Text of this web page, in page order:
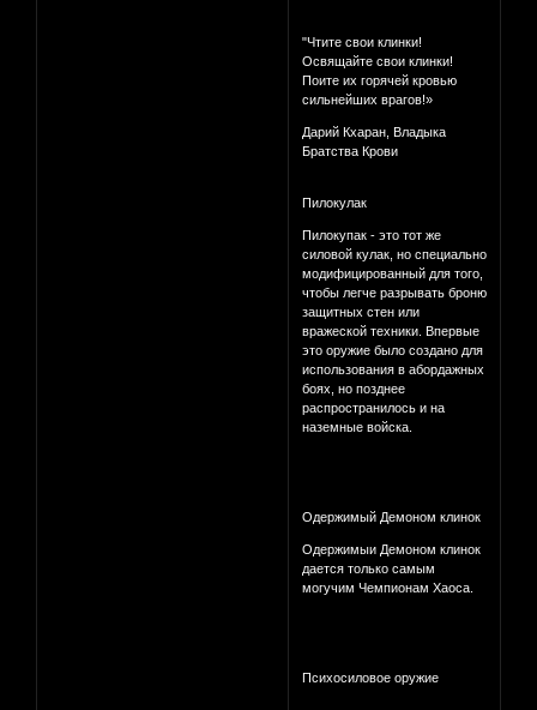
"Чтите свои клинки!
Освящайте свои клинки!
Поите их горячей кровью
сильнейших врагов!»
Дарий Кхаран, Владыка
Братства Крови
Пилокулак
Пилокупак - это тот же
силовой кулак, но специально
модифицированный для того,
чтобы легче разрывать броню
защитных стен или
вражеской техники. Впервые
это оружие было создано для
использования в абордажных
боях, но позднее
распространилось и на
наземные войска.
Одержимый Демоном клинок
Одержимыи Демоном клинок
дается только самым
могучим Чемпионам Хаоса.
Психосиловое оружие